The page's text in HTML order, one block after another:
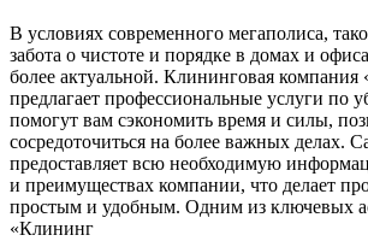
В условиях современного мегаполиса,
забота о чистоте и порядке в домах и
более актуальной. Клининговая
предлагает профессиональные услуги по
помогут вам сэкономить время и силы,
сосредоточиться на более важных делах.
предоставляет всю необходимую
и преимуществах компании, что делает
простым и удобным. Одним из ключевых
«Клининг